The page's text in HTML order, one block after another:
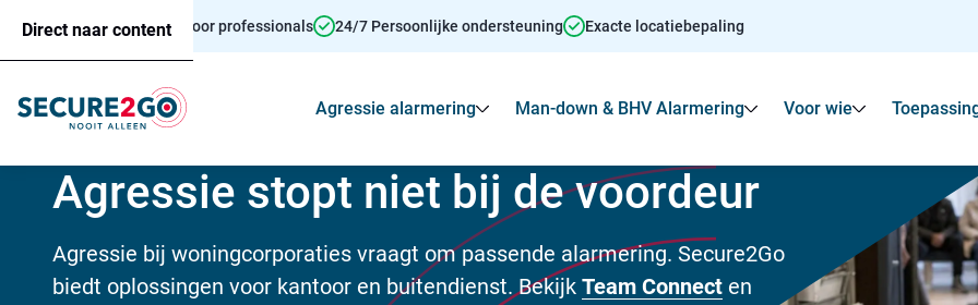
Direct naar content
Persoonsalarmering voor professionals 24/7 Persoonlijke ondersteuning Exacte locatiebepaling
Agressie alarmering Toon Submenu voor Agressie alarmering
Man-down & BHV Alarmering Toon Submenu
Voor wie Toon
Agressie stopt niet bij de voordeur
Agressie bij woningcorporaties vraagt om passende alarmering. Secure2Go
biedt oplossingen voor kantoor en buitendienst. Bekijk Team Connect en